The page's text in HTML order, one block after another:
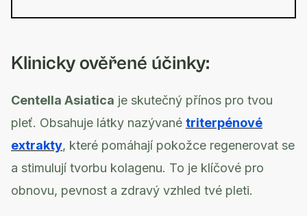
Klinicky ověřené účinky:
Centella Asiatica je skutečný přínos pro tvou
pleť. Obsahuje látky nazývané triterpénové
extrakty, které pomáhají pokožce regenerovat se
a stimulují tvorbu kolagenu. To je klíčové pro
obnovu, pevnost a zdravý vzhled tvé pleti.